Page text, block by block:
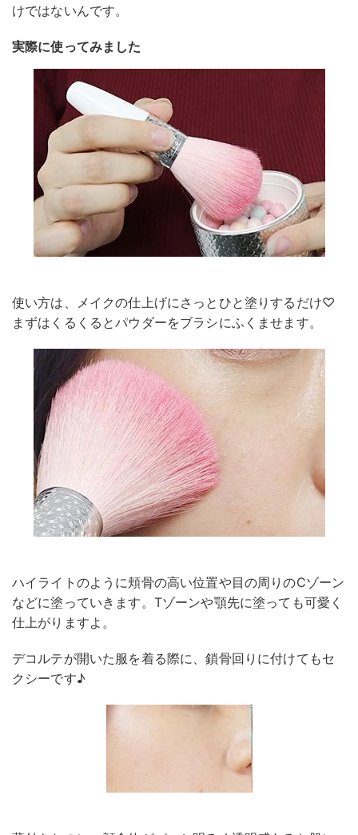
けではないんです。
実際に使ってみました
使い方は、メイクの仕上げにさっとひと塗りするだけ♡
まずはくるくるとパウダーをブラシにふくませます。
ハイライトのように頬骨の高い位置や目の周りのCゾーン
などに塗っていきます。Tゾーンや顎先に塗っても可愛く
仕上がりますよ。
デコルテが開いた服を着る際に、鎖骨回りに付けてもセ
クシーです♪